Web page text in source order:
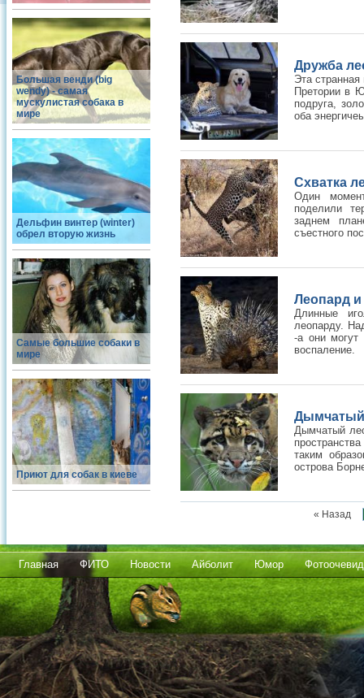
Большая венди (big
wendy) - самая
мускулистая собака в
мире
Дельфин винтер (winter)
обрел вторую жизнь
Самые большие собаки в
мире
Приют для собак в киеве
Дружба
Эта
Претории в
подруга,
оба
Схватка
Один
поделили
заднем
съестного
Леопард и
Длинные
леопарду.
-а они могут
воспаление.
Дымчатый
Дымчатый
таким
острова
« Назад
Главная ФИТО Новости Айболит Юмор